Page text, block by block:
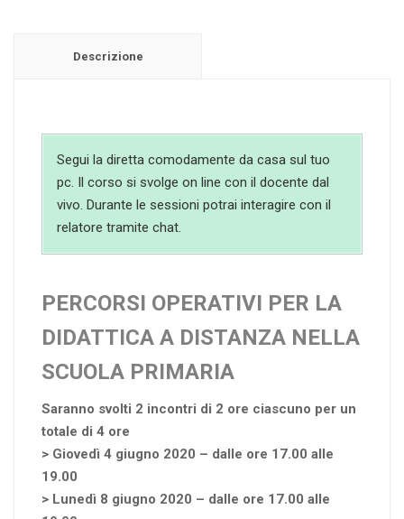
Descrizione
Segui la diretta comodamente da casa sul tuo
pc. Il corso si svolge on line con il docente dal
vivo. Durante le sessioni potrai interagire con il
relatore tramite chat.
PERCORSI OPERATIVI PER LA
DIDATTICA A DISTANZA NELLA
SCUOLA PRIMARIA
Saranno svolti 2 incontri di 2 ore ciascuno per un
totale di 4 ore
> Giovedì 4 giugno 2020 – dalle ore 17.00 alle
19.00
> Lunedì 8 giugno 2020 – dalle ore 17.00 alle